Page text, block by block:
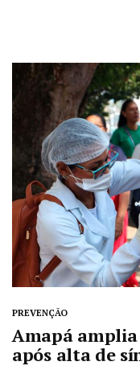
PREVENÇÃO
Amapá
após alta de